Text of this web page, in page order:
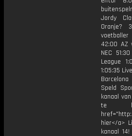
Jordy
Oranje?
42:00 AZ
NEC
League
1:05:35
Speld
kanaal
te
hier</a>
kanaal